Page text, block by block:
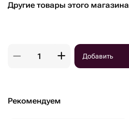
Другие товары этого магазина
Добавить
Рекомендуем